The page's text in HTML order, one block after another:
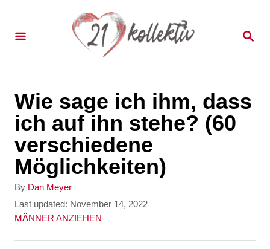
S
R
H
Wie sage ich ihm, dass
ich auf ihn stehe? (60
verschiedene
Möglichkeiten)
By A
u
t
o
Dan Meyer
P
o
Last updated: November 14, 2022
C
MÄNNER ANZIEHEN